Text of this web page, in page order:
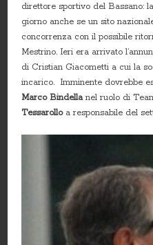
direttore sportivo del Bassano:
giorno anche se un sito
concorrenza con il possibile
Mestrino. Ieri era arrivato
di Cristian Giacometti a cui la
incarico. Imminente dovrebbe
Marco Bindellanel ruolo di
Tessarolloa responsabile del